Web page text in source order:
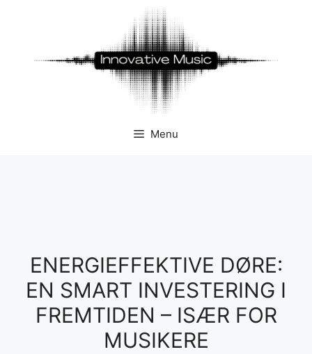
Menu
ENERGIEFFEKTIVE DØRE:
EN SMART INVESTERING I
FREMTIDEN – ISÆR FOR
MUSIKERE